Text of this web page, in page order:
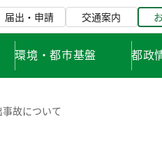
届出・申請 交通案内
環境・都市基盤 都政
故について